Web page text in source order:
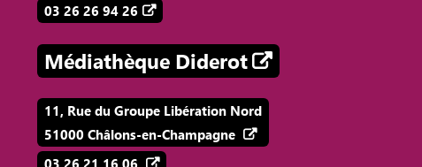
03 26 26 94 26
Médiathèque Diderot
11, Rue du Groupe Libération Nord
51000 Châlons-en-Champagne